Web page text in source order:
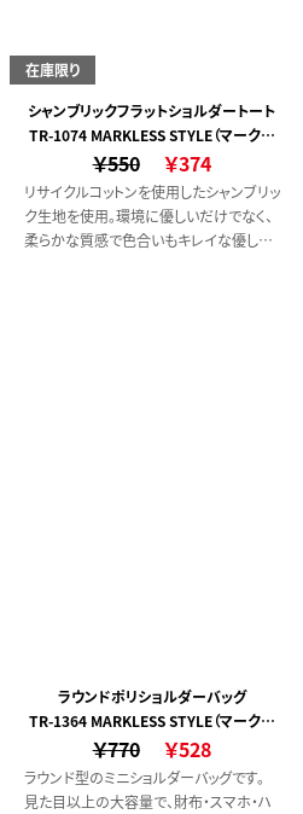
在庫限り
シャンブリックフラットショルダートート
TR-1074 MARKLESS STYLE（マークレ
ススタイル）
￥550 ￥374
リサイクルコットンを使用したシャンブリッ
ク生地を使用。環境に優しいだけでなく、
柔らかな質感で色合いもキレイな優しい
ラウンドポリショルダーバッグ
TR-1364 MARKLESS STYLE（マークレ
ススタイル）
￥770 ￥528
ラウンド型のミニショルダーバッグです。
見た目以上の大容量で、財布・スマホ・ハ